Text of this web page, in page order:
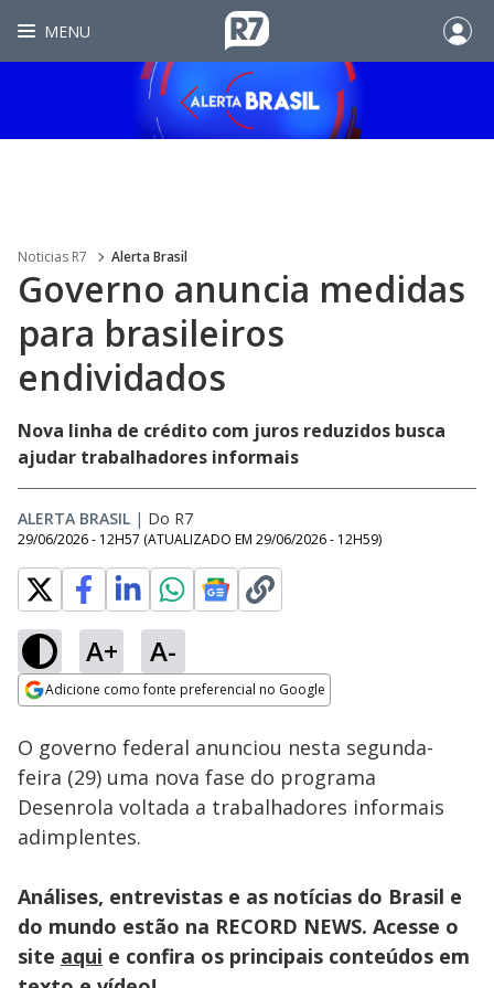
MENU
Noticias R7 Alerta Brasil
Governo anuncia medidas
para brasileiros
endividados
Nova linha de crédito com juros reduzidos busca
ajudar trabalhadores informais
ALERTA BRASIL | Do R7
29/06/2026 - 12H57 (ATUALIZADO EM 29/06/2026 - 12H59)
A+ A-
Adicione como fonte preferencial no Google
pedidos de
benefícios são
protocolados por
mês no INSS
Ativar
Loaded:
17.56%
O governo federal anunciou nesta segunda-
feira (29) uma nova fase do programa
Desenrola voltada a trabalhadores informais
adimplentes.
Análises, entrevistas e as notícias do Brasil e
do mundo estão na RECORD NEWS. Acesse o
site aqui e confira os principais conteúdos em